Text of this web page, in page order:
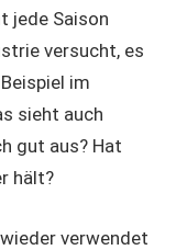
jede Saison
versucht, es
im
sieht auch
gut aus? Hat
hält?
verwendet